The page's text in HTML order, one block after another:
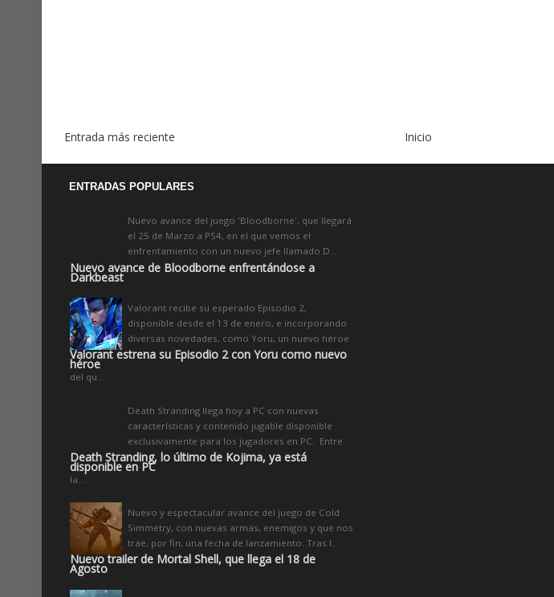
Entrada más reciente Inicio
ENTRADAS POPULARES
Nuevo avance de Bloodborne enfrentándose a
Darkbeast
Nuevo avance del juego 'Bloodborne', que llegará
el 25 de Marzo a PS4, en el que vemos el
enfrentamiento con un nuevo jefe llamado D...
Valorant estrena su Episodio 2 con Yoru como nuevo
héroe
Valorant recibe su esperado Episodio 2,
disponible desde el 13 de enero, e incorporando
diversas novedades, como Yoru, un nuevo héroe
del qu...
Death Stranding, lo último de Kojima, ya está
disponible en PC
Death Stranding llega hoy a PC con nuevas
características y contenido jugable disponible
exclusivamente para los jugadores en PC. Entre
la...
Nuevo trailer de Mortal Shell, que llega el 18 de
Agosto
Nuevo y espectacular avance del juego de Cold
Simmetry, con nuevas armas, enemigos y que nos
trae, por fin, una fecha de lanzamiento. Tras l...